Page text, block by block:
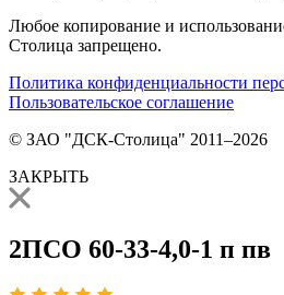
Любое копирование и
Столица запрещено.
Политика конфиденциальности
Пользовательское соглашение
© ЗАО "ДСК-Столица" 2011–2026
ЗАКРЫТЬ
2ПСО 60-33-4,0-1 п пв